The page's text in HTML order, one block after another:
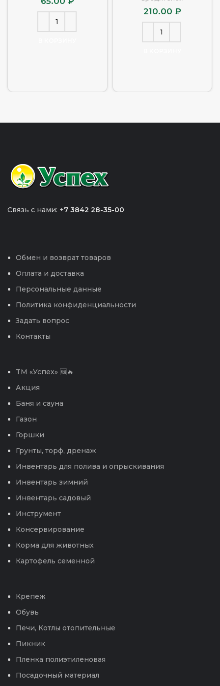
210.00 ₽
Связь с нами: +7 3842 28-35-00
Обмен и возврат товаров
Оплата и доставка
Персональные данные
Политика конфиденциальности
Задать вопрос
Контакты
TM «Успех» 🆕🔥
Акция
Баня и сауна
Газон
Горшки
Грунты, торф, дренаж
Инвентарь для полива и опрыскивания
Инвентарь зимний
Инвентарь садовый
Инструмент
Консервирование
Корма для животных
Картофель семенной
Крепеж
Обувь
Печи, Котлы отопительные
Пикник
Пленка полиэтиленовая
Посадочный материал